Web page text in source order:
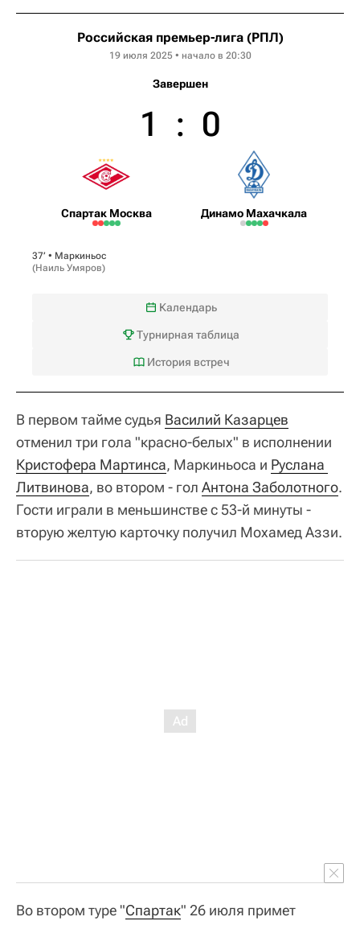
Российская премьер-лига (РПЛ)
19 июля 2025 • начало в 20:30
Завершен
Спартак Москва
1 : 0
Динамо Махачкала
37‎’‎ • Маркиньос
(Наиль Умяров)
Календарь
Турнирная таблица
История встреч
В первом тайме судья Василий Казарцев
отменил три гола "красно-белых" в исполнении
Кристофера Мартинса, Маркиньоса и Руслана
Литвинова, во втором - гол Антона Заболотного.
Гости играли в меньшинстве с 53-й минуты -
вторую желтую карточку получил Мохамед Аззи.
Во втором туре "Спартак" 26 июля примет